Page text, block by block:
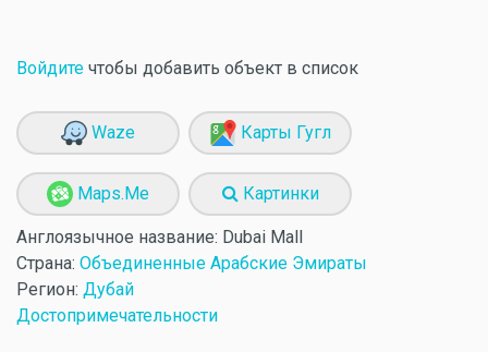
Войдите чтобы добавить объект в список
Waze Карты Гугл
Maps.Me Картинки
Англоязычное название: Dubai Mall
Страна: Объединенные Арабские Эмираты
Регион: Дубай
Достопримечательности